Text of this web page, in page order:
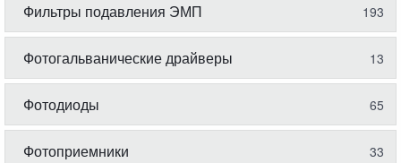
Фильтры подавления ЭМП 193
Фотогальванические драйверы 13
Фотодиоды 65
Фотоприемники 33